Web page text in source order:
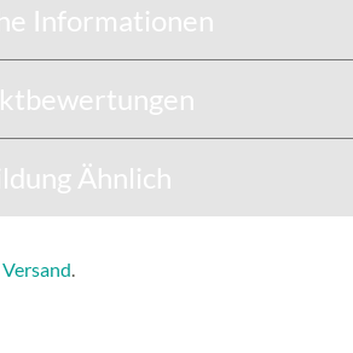
Informationen
Ähnlich